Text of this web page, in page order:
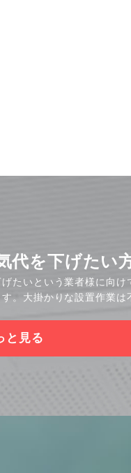
代を下げたい
たいという業者様に向け
。大掛かりな設置作業は
と見る